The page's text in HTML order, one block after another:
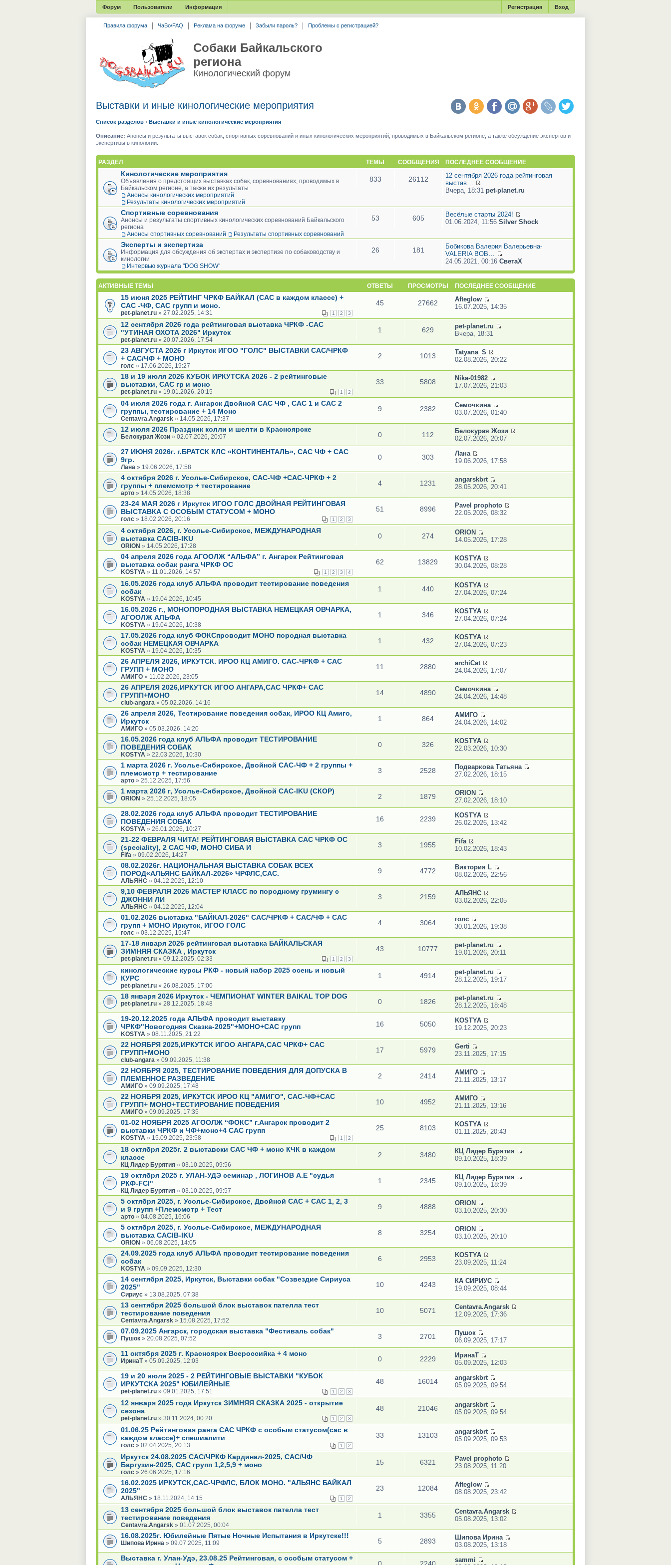
Форум Пользователи Информация Вход
Регистрация
Правила форума ЧаВо/FAQ Реклама на форуме Забыли пароль? Проблемы с регистрацией?
Собаки Байкальского
региона
Кинологический форум
Выставки и иные кинологические мероприятия
Список разделов › Выставки и иные кинологические мероприятия
Описание: Анонсы и результаты выставок собак, спортивных соревнований и иных кинологических мероприятий, проводимых в Байкальском регионе, а также обсуждение экспертов и
экспертизы в кинологии.
РАЗДЕЛ ТЕМЫ СООБЩЕНИЯ ПОСЛЕДНЕЕ СООБЩЕНИЕ
Кинологические мероприятия
Объявления о предстоящих выставках собак, соревнованиях, проводимых в
Байкальском регионе, а также их результаты
Анонсы кинологических мероприятий
Результаты кинологических мероприятий
833 26112
12 сентября 2026 года рейтинговая
выстав…
Вчера, 18:31 pet-planet.ru
Спортивные соревнования
Анонсы и результаты спортивных кинологических соревнований Байкальского
региона
Анонсы спортивных соревнований
Результаты спортивных соревнований
53 605
Весёлые старты 2024!
01.06.2024, 11:56 Silver Shock
Эксперты и экспертиза
Информация для обсуждения об экспертах и экспертизе по собаководству и
кинологии
Интервью журнала "DOG SHOW"
26 181
Бобикова Валерия Валерьевна-
VALERIA BOB…
24.05.2021, 00:16 СветаХ
АКТИВНЫЕ ТЕМЫ ОТВЕТЫ ПРОСМОТРЫ ПОСЛЕДНЕЕ СООБЩЕНИЕ
15 июня 2025 РЕЙТИНГ ЧРКФ БАЙКАЛ (САС в каждом классе) +
САС -ЧФ, САС групп и моно.
1 2 3
pet-planet.ru » 27.02.2025, 14:31
45 27662
Afteglow
16.07.2025, 14:35
12 сентября 2026 года рейтинговая выставка ЧРКФ -САС
"УТИНАЯ ОХОТА 2026" Иркутск
pet-planet.ru » 20.07.2026, 17:54
1 629
pet-planet.ru
Вчера, 18:31
23 АВГУСТА 2026 г Иркутск ИГОО "ГОЛС" ВЫСТАВКИ САС/ЧРКФ
+ САС/ЧФ + МОНО
голс » 17.06.2026, 19:27
2 1013
Tatyana_S
02.08.2026, 20:22
18 и 19 июля 2026 КУБОК ИРКУТСКА 2026 - 2 рейтинговые
выставки, САС гр и моно
1 2
pet-planet.ru » 19.01.2026, 20:15
33 5808
Nika-01982
17.07.2026, 21:03
04 июля 2026 года г. Ангарск Двойной САС ЧФ , САС 1 и САС 2
группы, тестирование + 14 Моно
Centavra.Angarsk » 14.05.2026, 17:37
9 2382
Семочкина
03.07.2026, 01:40
12 июля 2026 Праздник колли и шелти в Красноярске
Белокурая Жози » 02.07.2026, 20:07 0 112
Белокурая Жози
02.07.2026, 20:07
27 ИЮНЯ 2026г. г.БРАТСК КЛС «КОНТИНЕНТАЛЬ», САС ЧФ + САС
9гр.
Лана » 19.06.2026, 17:58
0 303
Лана
19.06.2026, 17:58
4 октября 2026 г. Усолье-Сибирское, САС-ЧФ +САС-ЧРКФ + 2
группы + племсмотр + тестирование
арто » 14.05.2026, 18:38
4 1231
angarskbrt
28.05.2026, 20:41
23-24 МАЯ 2026 г Иркутск ИГОО ГОЛС ДВОЙНАЯ РЕЙТИНГОВАЯ
ВЫСТАВКА С ОСОБЫМ СТАТУСОМ + МОНО
1 2 3
голс » 18.02.2026, 20:16
51 8996
Pavel prophoto
22.05.2026, 08:32
4 октября 2026, г. Усолье-Сибирское, МЕЖДУНАРОДНАЯ
выставка CACIB-IKU
ORION » 14.05.2026, 17:28
0 274
ORION
14.05.2026, 17:28
04 апреля 2026 года АГООЛЖ “АЛЬФА” г. Ангарск Рейтинговая
выставка собак ранга ЧРКФ ОС
1 2 3 4
KOSTYA » 11.01.2026, 14:57
62 13829
KOSTYA
30.04.2026, 08:28
16.05.2026 года клуб АЛЬФА проводит тестирование поведения
собак
KOSTYA » 19.04.2026, 10:45
1 440
KOSTYA
27.04.2026, 07:24
16.05.2026 г., МОНОПОРОДНАЯ ВЫСТАВКА НЕМЕЦКАЯ ОВЧАРКА,
АГООЛЖ АЛЬФА
KOSTYA » 19.04.2026, 10:38
1 346
KOSTYA
27.04.2026, 07:24
17.05.2026 года клуб ФОКСпроводит МОНО породная выставка
собак НЕМЕЦКАЯ ОВЧАРКА
KOSTYA » 19.04.2026, 10:35
1 432
KOSTYA
27.04.2026, 07:23
26 АПРЕЛЯ 2026, ИРКУТСК. ИРОО КЦ АМИГО. САС-ЧРКФ + САС
ГРУПП + МОНО
АМИГО » 11.02.2026, 23:05
11 2880
archiCat
24.04.2026, 17:07
26 АПРЕЛЯ 2026,ИРКУТСК ИГОО АНГАРА,САС ЧРКФ+ САС
ГРУПП+МОНО
club-angara » 05.02.2026, 14:16
14 4890
Семочкина
24.04.2026, 14:48
26 апреля 2026, Тестирование поведения собак, ИРОО КЦ Амиго,
Иркутск
АМИГО » 05.03.2026, 14:20
1 864
АМИГО
24.04.2026, 14:02
16.05.2026 года клуб АЛЬФА проводит ТЕСТИРОВАНИЕ
ПОВЕДЕНИЯ СОБАК
KOSTYA » 22.03.2026, 10:30
0 326
KOSTYA
22.03.2026, 10:30
1 марта 2026 г. Усолье-Сибирское, Двойной САС-ЧФ + 2 группы +
племсмотр + тестирование
арто » 25.12.2025, 17:56
3 2528
Подваркова Татьяна
27.02.2026, 18:15
1 марта 2026 г, Усолье-Сибирское, Двойной САС-IKU (СКОР)
ORION » 25.12.2025, 18:05 2 1879
ORION
27.02.2026, 18:10
28.02.2026 года клуб АЛЬФА проводит ТЕСТИРОВАНИЕ
ПОВЕДЕНИЯ СОБАК
KOSTYA » 26.01.2026, 10:27
16 2239
KOSTYA
26.02.2026, 13:42
21-22 ФЕВРАЛЯ ЧИТА! РЕЙТИНГОВАЯ ВЫСТАВКА САС ЧРКФ ОС
(speciality), 2 САС ЧФ, МОНО СИБА И
Fifa » 09.02.2026, 14:27
3 1955
Fifa
10.02.2026, 18:43
08.02.2026г. НАЦИОНАЛЬНАЯ ВЫСТАВКА СОБАК ВСЕХ
ПОРОД«АЛЬЯНС БАЙКАЛ-2026» ЧРФЛС,САС.
АЛЬЯНС » 04.12.2025, 12:10
9 4772
Виктория L
08.02.2026, 22:56
9,10 ФЕВРАЛЯ 2026 МАСТЕР КЛАСС по породному грумингу с
ДЖОННИ ЛИ
АЛЬЯНС » 04.12.2025, 12:04
3 2159
АЛЬЯНС
03.02.2026, 22:05
01.02.2026 выставка "БАЙКАЛ-2026" САС/ЧРКФ + САС/ЧФ + САС
групп + МОНО Иркутск, ИГОО ГОЛС
голс » 03.12.2025, 15:47
4 3064
голс
30.01.2026, 19:38
17-18 января 2026 рейтинговая выставка БАЙКАЛЬСКАЯ
ЗИМНЯЯ СКАЗКА , Иркутск
1 2 3
pet-planet.ru » 09.12.2025, 02:33
43 10777
pet-planet.ru
19.01.2026, 20:11
кинологические курсы РКФ - новый набор 2025 осень и новый
КУРС
pet-planet.ru » 26.08.2025, 17:00
1 4914
pet-planet.ru
28.12.2025, 19:17
18 января 2026 Иркутск - ЧЕМПИОНАТ WINTER BAIKAL TOP DOG
pet-planet.ru » 28.12.2025, 18:48 0 1826
pet-planet.ru
28.12.2025, 18:48
19-20.12.2025 года АЛЬФА проводит выставку
ЧРКФ"Новогодняя Сказка-2025"+МОНО+САС групп
KOSTYA » 08.11.2025, 21:22
16 5050
KOSTYA
19.12.2025, 20:23
22 НОЯБРЯ 2025,ИРКУТСК ИГОО АНГАРА,САС ЧРКФ+ САС
ГРУПП+МОНО
club-angara » 09.09.2025, 11:38
17 5979
Gerti
23.11.2025, 17:15
22 НОЯБРЯ 2025, ТЕСТИРОВАНИЕ ПОВЕДЕНИЯ ДЛЯ ДОПУСКА В
ПЛЕМЕННОЕ РАЗВЕДЕНИЕ
АМИГО » 09.09.2025, 17:48
2 2414
АМИГО
21.11.2025, 13:17
22 НОЯБРЯ 2025, ИРКУТСК ИРОО КЦ "АМИГО", САС-ЧФ+САС
ГРУПП+ МОНО+ТЕСТИРОВАНИЕ ПОВЕДЕНИЯ
АМИГО » 09.09.2025, 17:35
10 4952
АМИГО
21.11.2025, 13:16
01-02 НОЯБРЯ 2025 АГООЛЖ “ФОКС” г.Ангарск проводит 2
выставки ЧРКФ и ЧФ+моно+4 САС групп
1 2
KOSTYA » 15.09.2025, 23:58
25 8103
KOSTYA
01.11.2025, 20:43
18 октября 2025г. 2 выставски САС ЧФ + моно КЧК в каждом
классе
КЦ Лидер Бурятия » 03.10.2025, 09:56
2 3480
КЦ Лидер Бурятия
09.10.2025, 18:39
19 октября 2025 г. УЛАН-УДЭ семинар , ЛОГИНОВ А.Е "судья
РКФ-FCI"
КЦ Лидер Бурятия » 03.10.2025, 09:57
1 2345
КЦ Лидер Бурятия
09.10.2025, 18:39
5 октября 2025, г. Усолье-Сибирское, Двойной САС + САС 1, 2, 3
и 9 групп +Племсмотр + Тест
арто » 04.08.2025, 16:06
9 4888
ORION
03.10.2025, 20:30
5 октября 2025, г. Усолье-Сибирское, МЕЖДУНАРОДНАЯ
выставка CACIB-IKU
ORION » 06.08.2025, 14:05
8 3254
ORION
03.10.2025, 20:10
24.09.2025 года клуб АЛЬФА проводит тестирование поведения
собак
KOSTYA » 09.09.2025, 12:30
6 2953
KOSTYA
23.09.2025, 11:24
14 сентября 2025, Иркутск, Выставки собак "Созвездие Сириуса
2025"
Сириус » 13.08.2025, 07:38
10 4243
КА СИРИУС
19.09.2025, 08:44
13 сентября 2025 большой блок выставок пателла тест
тестирование поведения
Centavra.Angarsk » 15.08.2025, 17:52
10 5071
Centavra.Angarsk
12.09.2025, 17:36
07.09.2025 Ангарск, городская выставка "Фестиваль собак"
Пушок » 20.08.2025, 07:52 3 2701
Пушок
06.09.2025, 17:17
11 октября 2025 г. Красноярск Всероссийка + 4 моно
ИринаТ» 05.09.2025, 12:03 0 2229
ИринаТ
05.09.2025, 12:03
19 и 20 июля 2025 - 2 РЕЙТИНГОВЫЕ ВЫСТАВКИ "КУБОК
ИРКУТСКА 2025" ЮБИЛЕЙНЫЕ
1 2 3
pet-planet.ru » 09.01.2025, 17:51
48 16014
angarskbrt
05.09.2025, 09:54
12 января 2025 года Иркутск ЗИМНЯЯ СКАЗКА 2025 - открытие
сезона
1 2 3
pet-planet.ru » 30.11.2024, 00:20
48 21046
angarskbrt
05.09.2025, 09:54
01.06.25 Рейтинговая ранга САС ЧРКФ с особым статусом(сас в
каждом классе)+ спешиалити
1 2
голс » 02.04.2025, 20:13
33 13103
angarskbrt
05.09.2025, 09:53
Иркутск 24.08.2025 САС/ЧРКФ Кардинал-2025, САС/ЧФ
Баргузин-2025, САС групп 1,2,5,9 + моно
голс » 26.06.2025, 17:16
15 6321
Pavel prophoto
23.08.2025, 11:20
16.02.2025 ИРКУТСК,САС-ЧРФЛС, БЛОК МОНО. "АЛЬЯНС БАЙКАЛ
2025"
1 2
АЛЬЯНС » 18.11.2024, 14:15
23 12084
Afteglow
08.08.2025, 23:42
13 сентября 2025 большой блок выставок пателла тест
тестирование поведения
Centavra.Angarsk » 01.07.2025, 00:04
1 3355
Centavra.Angarsk
05.08.2025, 13:02
16.08.2025г. Юбилейные Пятые Ночные Испытания в Иркутске!!!
Шипова Ирина » 09.07.2025, 11:09 5 2893
Шипова Ирина
03.08.2025, 13:18
Выставка г. Улан-Удэ, 23.08.25 Рейтинговая, с особым статусом +
0 2240
sammi